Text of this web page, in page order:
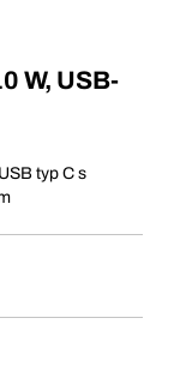
W, USB-
typ C s